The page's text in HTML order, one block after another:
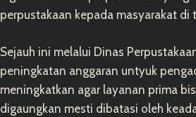
perpustakaan kepada masyarakat
Sejauh ini melalui Dinas
peningkatan anggaran untyuk
meningkatkan agar layanan prima
digaungkan mesti dibatasi oleh